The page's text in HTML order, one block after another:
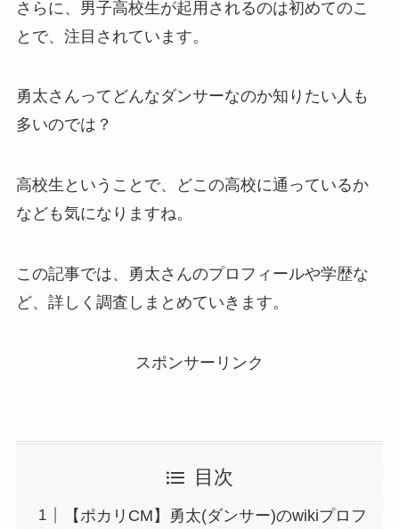
さらに、男子高校生が起用されるのは初めてのこ
とで、注目されています。
勇太さんってどんなダンサーなのか知りたい人も
多いのでは？
高校生ということで、どこの高校に通っているか
なども気になりますね。
この記事では、勇太さんのプロフィールや学歴な
ど、詳しく調査しまとめていきます。
スポンサーリンク
目次
【ポカリCM】勇太(ダンサー)のwikiプロフ